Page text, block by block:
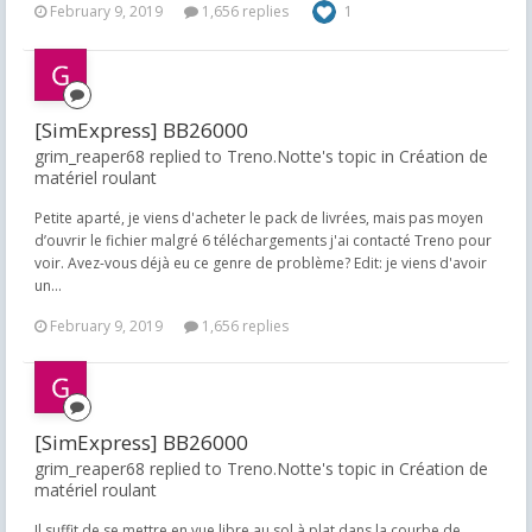
February 9, 2019 1,656 replies 1
[SimExpress] BB26000
grim_reaper68 replied to Treno.Notte's topic in Création de
matériel roulant
Petite aparté, je viens d'acheter le pack de livrées, mais pas moyen
d’ouvrir le fichier malgré 6 téléchargements j'ai contacté Treno pour
voir. Avez-vous déjà eu ce genre de problème? Edit: je viens d'avoir
un...
February 9, 2019
1,656 replies
[SimExpress] BB26000
grim_reaper68 replied to Treno.Notte's topic in Création de
matériel roulant